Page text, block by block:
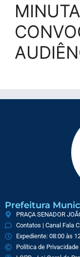
Prefeitura
PRAÇA SENADOR
Contatos | Canal Fala
Expediente: 08:00 às
Política de Privacidade